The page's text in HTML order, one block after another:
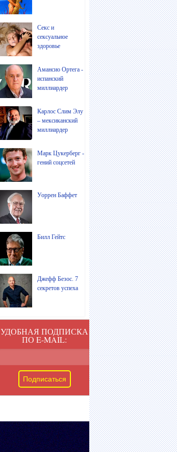
Секс и
сексуальное
здоровье
Амансио Ортега -
испанский
миллиардер
Карлос Слим Элу
– мексиканский
миллиардер
Марк Цукерберг -
гений соцсетей
Уоррен Баффет
Билл Гейтс
Джефф Безос. 7
секретов успеха
УДОБНАЯ ПОДПИСКА
ПО E-MAIL: